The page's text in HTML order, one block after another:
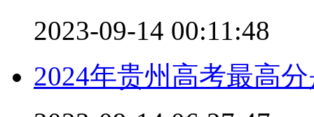
2023-09-14 00:11:48
2024年贵州高考最高